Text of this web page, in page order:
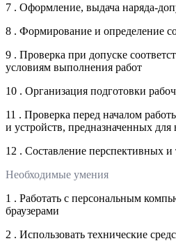
7 . Оформление, выдача наряда-
8 . Формирование и определение
9 . Проверка при допуске
условиям выполнения работ
10 . Организация подготовки
11 . Проверка перед началом
и устройств, предназначенных для
12 . Составление перспективных
Необходимые умения
1 . Работать с персональным
браузерами
2 . Использовать технические